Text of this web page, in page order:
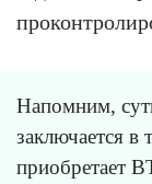
Напомним,
заключается
приобретает